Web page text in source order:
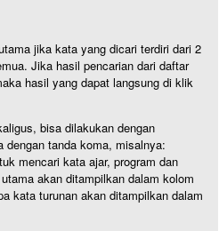
jika kata yang dicari terdiri dari 2
Jika hasil pencarian dari daftar
hasil yang dapat langsung di klik
bisa dilakukan dengan
dengan tanda koma, misalnya:
mencari kata ajar, program dan
akan ditampilkan dalam kolom
kata turunan akan ditampilkan dalam